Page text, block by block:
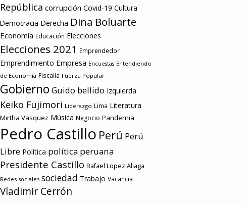
República corrupción Covid-19 Cultura
Democracia Derecha Dina Boluarte
Economía Educación Elecciones
Elecciones 2021 Emprendedor
Emprendimiento Empresa Encuestas Entendiendo
de Economía Fiscalía Fuerza Popular
Gobierno Guido bellido Izquierda
Keiko Fujimori Liderazgo Lima Literatura
Mirtha Vasquez Música Negocio Pandemia
Pedro Castillo Perú Perú
Libre Política política peruana
Presidente Castillo Rafael Lopez Aliaga
Redes sociales sociedad Trabajo Vacancia
Vladimir Cerrón